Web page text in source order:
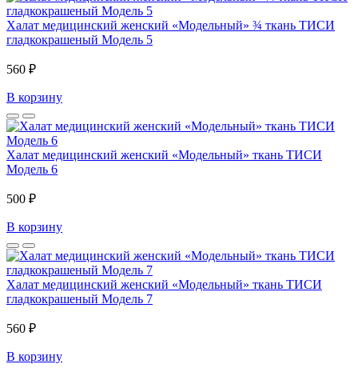
Халат медицинский женский «Модельный» ¾ ткань ТИСИ
гладкокрашеный Модель 5
560 ₽
В корзину
Халат медицинский женский «Модельный» ткань ТИСИ
Модель 6
500 ₽
В корзину
Халат медицинский женский «Модельный» ткань ТИСИ
гладкокрашеный Модель 7
560 ₽
В корзину